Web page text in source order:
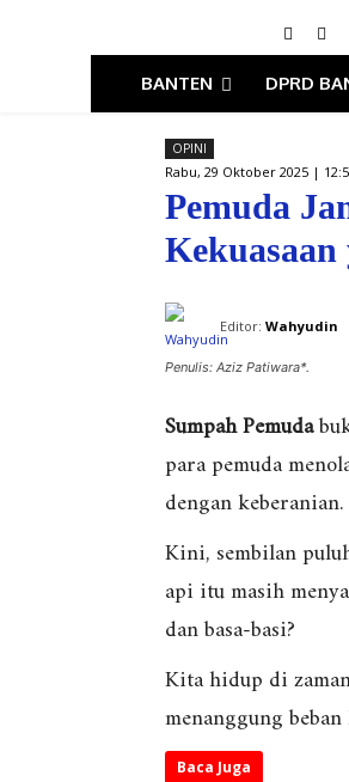
BANTEN DPRD
OPINI
Rabu, 29 Oktober 2025 |
Pemuda
Editor: Wahyudin
Penulis: Aziz Patiwara*.
Sumpah Pemuda
para pemuda
dengan keberanian.
Kini, sembilan
api itu masih
dan basa-basi?
Kita hidup di
menanggung
Baca Juga